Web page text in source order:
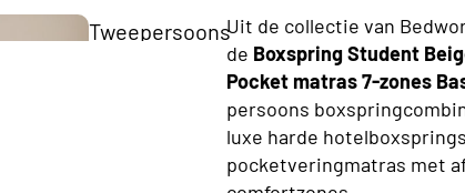
TweepersoonsUit de collectie van
de Boxspring Student
Pocket matras 7-zones
persoons
luxe harde
pocketveringmatras met